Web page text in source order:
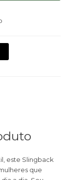
este Slingback
que